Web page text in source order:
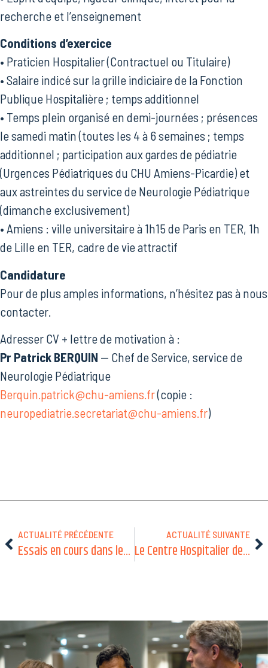
recherche et l’enseignement
Conditions d’exercice
• Praticien Hospitalier (Contractuel ou Titulaire)
• Salaire indicé sur la grille indiciaire de la Fonction
Publique Hospitalière ; temps additionnel
• Temps plein organisé en demi-journées ; présences
le samedi matin (toutes les 4 à 6 semaines ; temps
additionnel ; participation aux gardes de pédiatrie
(Urgences Pédiatriques du CHU Amiens-Picardie) et
aux astreintes du service de Neurologie Pédiatrique
(dimanche exclusivement)
• Amiens : ville universitaire à 1h15 de Paris en TER, 1h
de Lille en TER, cadre de vie attractif
Candidature
Pour de plus amples informations, n’hésitez pas à nous
contacter.
Adresser CV + lettre de motivation à :
Pr Patrick BERQUIN — Chef de Service, service de
Neurologie Pédiatrique
Berquin.patrick@chu-amiens.fr(copie :
neuropediatrie.secretariat@chu-amiens.fr)
ACTUALITÉ PRÉCÉDENTE
Essais en cours dans les pathologies neurométaboliques – 26 février 2026
ACTUALITÉ SUIVANTE
Le Centre Hospitalier de Pau recrute un(e) neuropédiatre